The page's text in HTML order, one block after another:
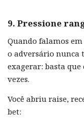
9. Pressione
Quando falamos
o adversário nunca
exagerar: basta
vezes.
Você abriu raise,
bet: